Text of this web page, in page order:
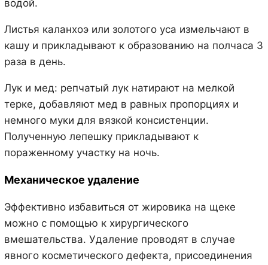
водой.
Листья каланхоэ или золотого уса измельчают в
кашу и прикладывают к образованию на полчаса 3
раза в день.
Лук и мед: репчатый лук натирают на мелкой
терке, добавляют мед в равных пропорциях и
немного муки для вязкой консистенции.
Полученную лепешку прикладывают к
пораженному участку на ночь.
Механическое удаление
Эффективно избавиться от жировика на щеке
можно с помощью к хирургического
вмешательства. Удаление проводят в случае
явного косметического дефекта, присоединения